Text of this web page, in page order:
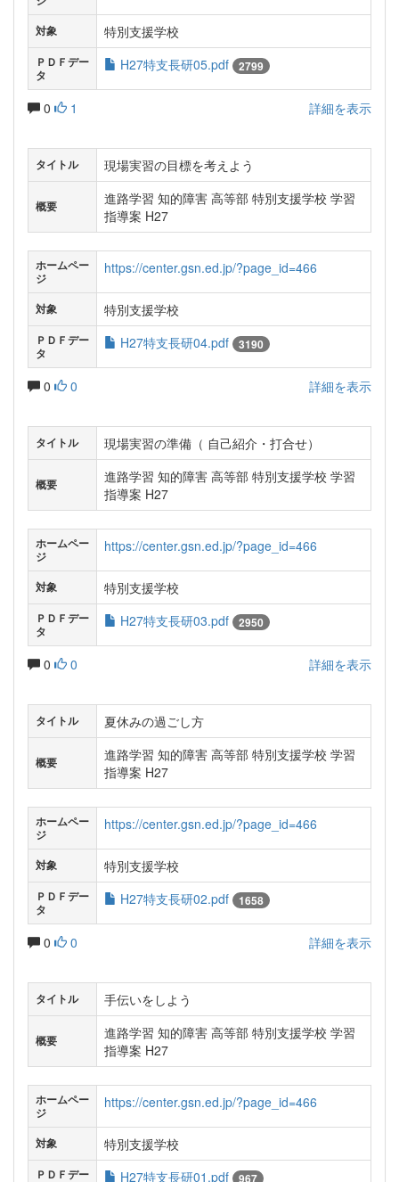
対象
特別支援学校
ＰＤＦデー
タ
H27特支長研05.pdf 2799
0 1 詳細を表示
タイトル 現場実習の目標を考えよう
概要
進路学習 知的障害 高等部 特別支援学校 学習
指導案 H27
ホームペー
ジ
https://center.gsn.ed.jp/?page_id=466
対象 特別支援学校
ＰＤＦデー
タ
H27特支長研04.pdf 3190
0 0 詳細を表示
タイトル 現場実習の準備（ 自己紹介・打合せ）
概要
進路学習 知的障害 高等部 特別支援学校 学習
指導案 H27
ホームペー
ジ
https://center.gsn.ed.jp/?page_id=466
対象 特別支援学校
ＰＤＦデー
タ
H27特支長研03.pdf 2950
0 0 詳細を表示
タイトル 夏休みの過ごし方
概要
進路学習 知的障害 高等部 特別支援学校 学習
指導案 H27
ホームペー
ジ
https://center.gsn.ed.jp/?page_id=466
対象 特別支援学校
ＰＤＦデー
タ
H27特支長研02.pdf 1658
0 0 詳細を表示
タイトル 手伝いをしよう
概要
進路学習 知的障害 高等部 特別支援学校 学習
指導案 H27
ホームペー
ジ
https://center.gsn.ed.jp/?page_id=466
対象 特別支援学校
ＰＤＦデー
H27特支長研01.pdf 967